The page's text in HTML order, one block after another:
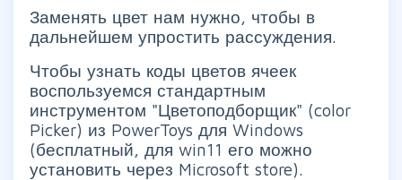
Заменять цвет нам нужно, чтобы в
дальнейшем упростить рассуждения.
Чтобы узнать коды цветов ячеек
воспользуемся стандартным
инструментом "Цветоподборщик" (color
Picker) из PowerToys для Windows
(бесплатный, для win11 его можно
установить через Microsoft store).